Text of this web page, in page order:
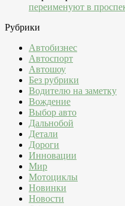
переименуют в
Рубрики
Автобизнес
Автоспорт
Автошоу
Без рубрики
Водителю на заметку
Вождение
Выбор авто
Дальнобой
Детали
Дороги
Инновации
Мир
Мотоциклы
Новинки
Новости